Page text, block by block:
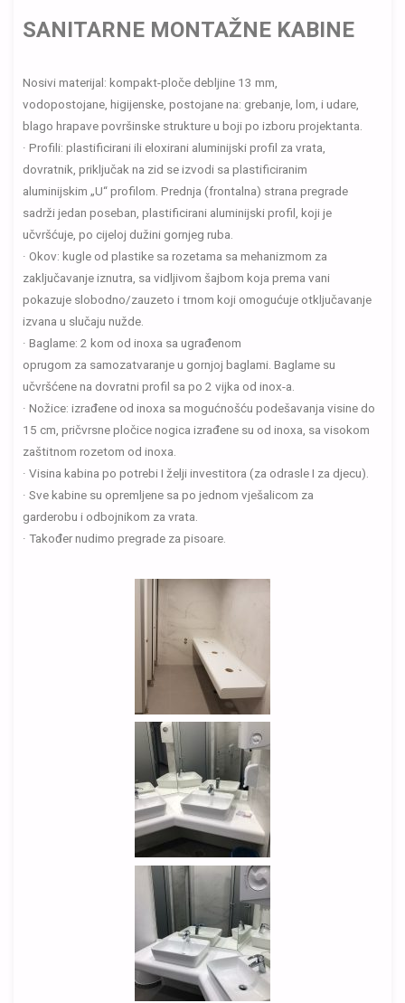
SANITARNE MONTAŽNE KABINE
Nosivi materijal: kompakt-ploče debljine 13 mm,
vodopostojane, higijenske, postojane na: grebanje, lom, i udare,
blago hrapave površinske strukture u boji po izboru projektanta.
· Profili: plastificirani ili eloxirani aluminijski profil za vrata,
dovratnik, priključak na zid se izvodi sa plastificiranim
aluminijskim „U“ profilom. Prednja (frontalna) strana pregrade
sadrži jedan poseban, plastificirani aluminijski profil, koji je
učvršćuje, po cijeloj dužini gornjeg ruba.
· Okov: kugle od plastike sa rozetama sa mehanizmom za
zaključavanje iznutra, sa vidljivom šajbom koja prema vani
pokazuje slobodno/zauzeto i trnom koji omogućuje otključavanje
izvana u slučaju nužde.
· Baglame: 2 kom od inoxa sa ugrađenom
oprugom za samozatvaranje u gornjoj baglami. Baglame su
učvršćene na dovratni profil sa po 2 vijka od inox-a.
· Nožice: izrađene od inoxa sa mogućnošću podešavanja visine do
15 cm, pričvrsne pločice nogica izrađene su od inoxa, sa visokom
zaštitnom rozetom od inoxa.
· Visina kabina po potrebi I želji investitora (za odrasle I za djecu).
· Sve kabine su opremljene sa po jednom vješalicom za
garderobu i odbojnikom za vrata.
· Također nudimo pregrade za pisoare.